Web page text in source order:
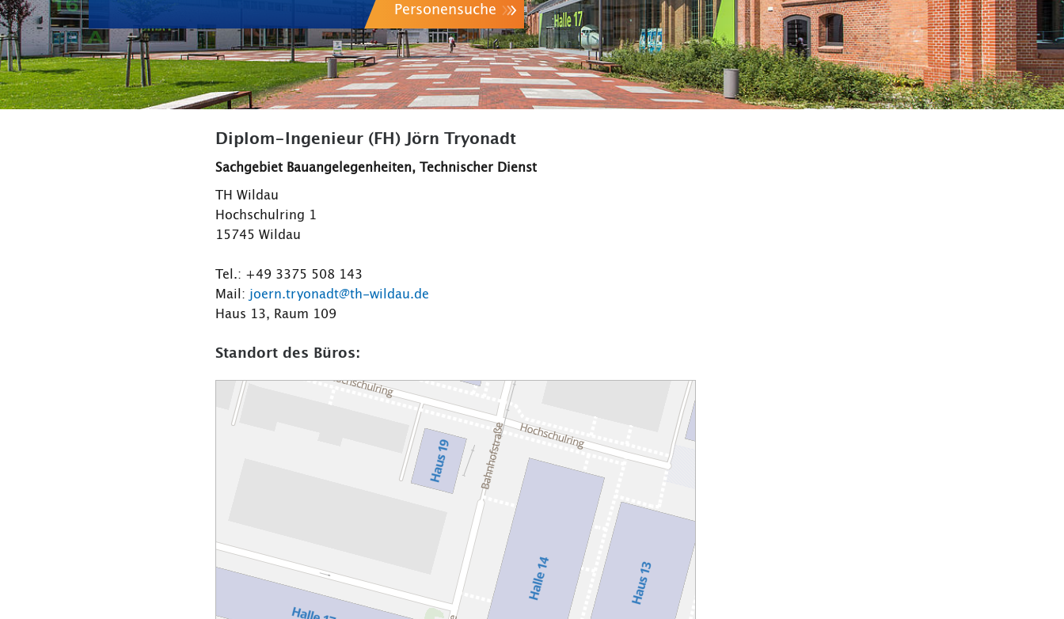
Personensuche
Diplom-Ingenieur (FH) Jörn Tryonadt
Sachgebiet Bauangelegenheiten, Technischer Dienst
TH Wildau
Hochschulring 1
15745 Wildau
Tel.: +49 3375 508 143
Mail: joern.tryonadt@th-wildau.de
Haus 13, Raum 109
Standort des Büros: